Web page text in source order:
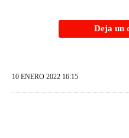
Deja un
10 ENERO 2022 16:15